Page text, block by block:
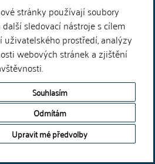
stránky používají soubory
další sledovací nástroje s cílem
uživatelského prostředí, analýzy
webových stránek a zjištění
Souhlasím
Odmítám
Upravit mé předvolby
názoru